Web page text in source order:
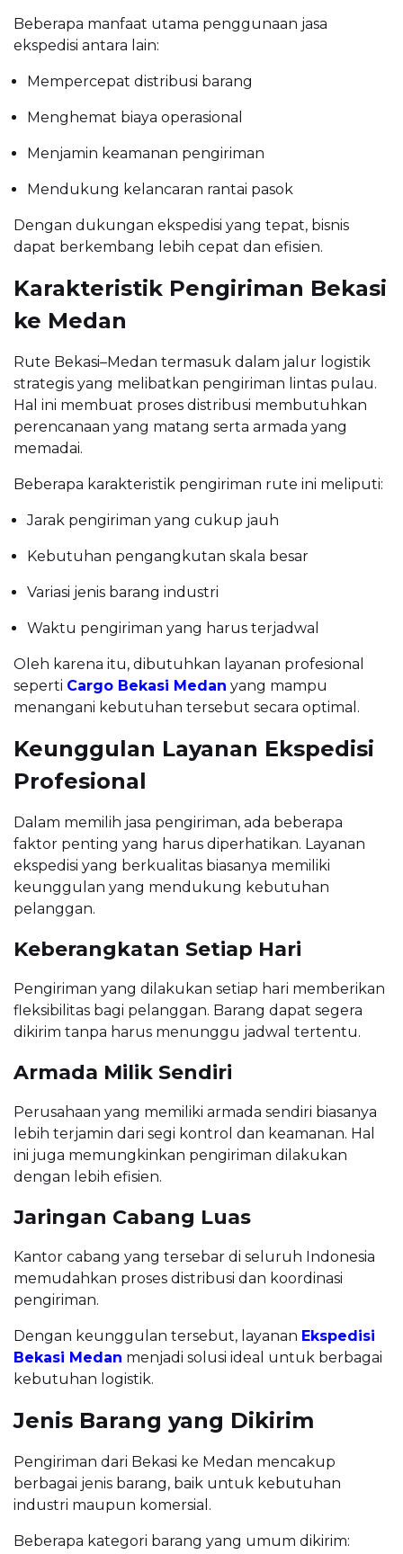
Beberapa manfaat utama penggunaan jasa
ekspedisi antara lain:
Mempercepat distribusi barang
Menghemat biaya operasional
Menjamin keamanan pengiriman
Mendukung kelancaran rantai pasok
Dengan dukungan ekspedisi yang tepat, bisnis
dapat berkembang lebih cepat dan efisien.
Karakteristik Pengiriman Bekasi
ke Medan
Rute Bekasi–Medan termasuk dalam jalur logistik
strategis yang melibatkan pengiriman lintas pulau.
Hal ini membuat proses distribusi membutuhkan
perencanaan yang matang serta armada yang
memadai.
Beberapa karakteristik pengiriman rute ini meliputi:
Jarak pengiriman yang cukup jauh
Kebutuhan pengangkutan skala besar
Variasi jenis barang industri
Waktu pengiriman yang harus terjadwal
Oleh karena itu, dibutuhkan layanan profesional
seperti Cargo Bekasi Medan yang mampu
menangani kebutuhan tersebut secara optimal.
Keunggulan Layanan Ekspedisi
Profesional
Dalam memilih jasa pengiriman, ada beberapa
faktor penting yang harus diperhatikan. Layanan
ekspedisi yang berkualitas biasanya memiliki
keunggulan yang mendukung kebutuhan
pelanggan.
Keberangkatan Setiap Hari
Pengiriman yang dilakukan setiap hari memberikan
fleksibilitas bagi pelanggan. Barang dapat segera
dikirim tanpa harus menunggu jadwal tertentu.
Armada Milik Sendiri
Perusahaan yang memiliki armada sendiri biasanya
lebih terjamin dari segi kontrol dan keamanan. Hal
ini juga memungkinkan pengiriman dilakukan
dengan lebih efisien.
Jaringan Cabang Luas
Kantor cabang yang tersebar di seluruh Indonesia
memudahkan proses distribusi dan koordinasi
pengiriman.
Dengan keunggulan tersebut, layanan Ekspedisi
Bekasi Medan menjadi solusi ideal untuk berbagai
kebutuhan logistik.
Jenis Barang yang Dikirim
Pengiriman dari Bekasi ke Medan mencakup
berbagai jenis barang, baik untuk kebutuhan
industri maupun komersial.
Beberapa kategori barang yang umum dikirim: